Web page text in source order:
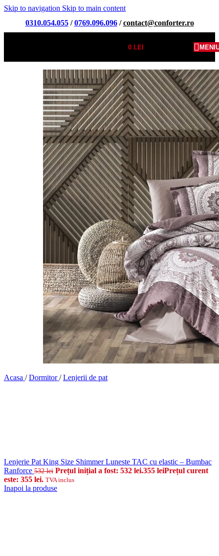
Skip to navigation Skip to main content
0310.054.055/0769.096.096/contact@conforter.ro
0LEI
Acasa / Dormitor/ Lenjerii de pat
Lenjerie Pat King Size Shimmer Luneste TAC cu elastic – Bumbac
Ranforce 532lei Prețul inițial a fost: 532 lei.355 leiPrețul curent
este: 355 lei. TVA inclus
Inapoi la produse